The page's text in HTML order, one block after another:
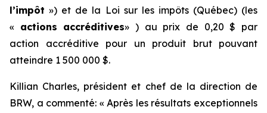
l’impôt ») et de la Loi sur les impôts(Québec) (les
« actions accréditives» ) au prix de 0,20 $ par
action accréditive pour un produit brut pouvant
atteindre 1 500 000 $.
Killian Charles, président et chef de la direction de
BRW, a commenté: « Après les résultats exceptionnels